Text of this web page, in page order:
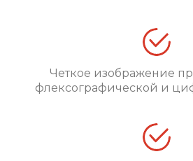
Четкое изображение
флексографической и